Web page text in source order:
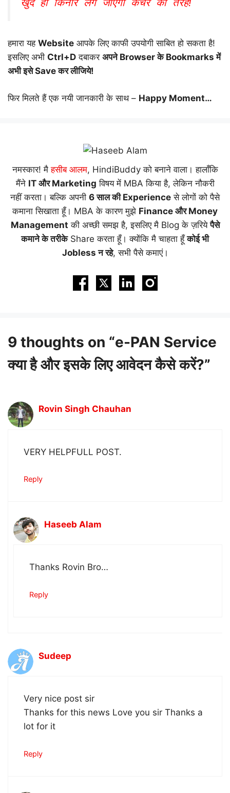
हमारा यह Website आपके लिए काफी उपयोगी साबित हो सकता है!
इसलिए अभी Ctrl+D दबाकर अपने Browser के Bookmarks में
अभी इसे Save कर लीजिये!
फिर मिलते हैं एक नयी जानकारी के साथ – Happy Moment…
नमस्कार! मैहसीब आलम, HindiBuddy को बनाने वाला। हालाँकि
मैंने IT और Marketing विषय में MBA किया है, लेकिन नौकरी
नहीं करता। बल्कि अपनी 6 साल की Experience से लोगों को पैसे
कमाना सिखाता हूँ। MBA के कारण मुझे Finance और Money
Management की अच्छी समझ है, इसलिए मै Blog के ज़रियेपैसे
कमाने के तरीकेShare करता हूँ। क्योंकि मै चाहता हूँकोई भी
Jobless न रहे, सभी पैसे कमाएं।
9 thoughts on “e-PAN Service
क्या है और इसके लिए आवेदन कैसे करें?”
Rovin Singh Chauhan
VERY HELPFULL POST.
Reply
Haseeb Alam
Thanks Rovin Bro…
Reply
Sudeep
Very nice post sir
Thanks for this news Love you sir Thanks a
lot for it
Reply